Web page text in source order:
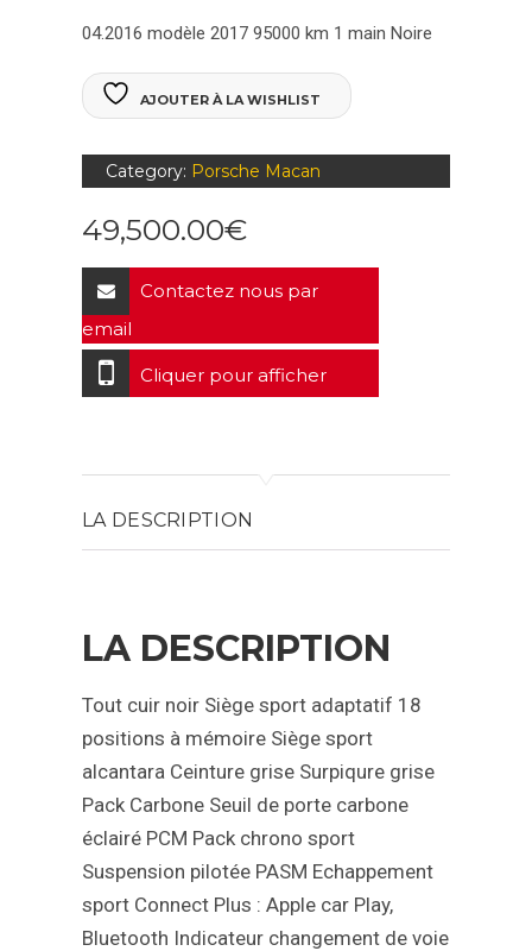
04.2016 modèle 2017 95000 km 1 main Noire
AJOUTER À LA WISHLIST
Category: Porsche Macan
49,500.00€
Contactez nous par
email
Cliquer pour afficher
LA DESCRIPTION
LA DESCRIPTION
Tout cuir noir Siège sport adaptatif 18
positions à mémoire Siège sport
alcantara Ceinture grise Surpiqure grise
Pack Carbone Seuil de porte carbone
éclairé PCM Pack chrono sport
Suspension pilotée PASM Echappement
sport Connect Plus : Apple car Play,
Bluetooth Indicateur changement de voie